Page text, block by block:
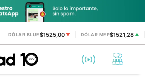
DÓLAR BLUE$1525,00 ▼ DÓLAR MEP$1521,28▲